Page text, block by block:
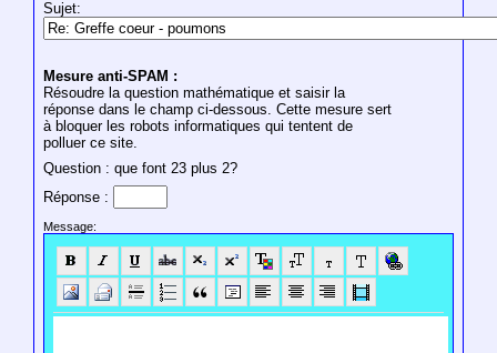
Sujet:
Mesure anti-SPAM :
Résoudre la question mathématique et saisir la
réponse dans le champ ci-dessous. Cette mesure sert
à bloquer les robots informatiques qui tentent de
polluer ce site.
Question : que font 23 plus 2?
Réponse :
Message: